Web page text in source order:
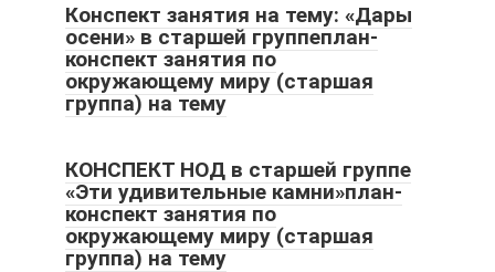
Конспект занятия на тему: «Дары
осени» в старшей группеплан-
конспект занятия по
окружающему миру (старшая
группа) на тему
КОНСПЕКТ НОД в старшей группе
«Эти удивительные камни»план-
конспект занятия по
окружающему миру (старшая
группа) на тему